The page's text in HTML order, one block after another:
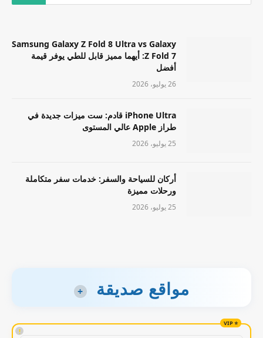
Samsung Galaxy Z Fold 8 Ultra vs Galaxy
Z Fold 7: أيهما مميز قابل للطي يوفر قيمة
أفضل
26 يوليو، 2026
iPhone Ultra قادم: ست ميزات جديدة في
طراز Apple عالي المستوى
25 يوليو، 2026
أركان للسياحة والسفر: خدمات سفر متكاملة
ورحلات مميزة
25 يوليو، 2026
مواقع صديقة +
!